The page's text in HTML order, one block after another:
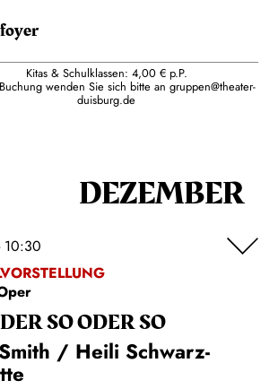
Kitas & Schulklassen: 4,00 € p.P.
wenden Sie sich bitte an gruppen@theater-
duisburg.de
DEZEMBER
SO ODER SO
/ Heili Schwarz-